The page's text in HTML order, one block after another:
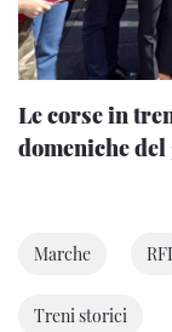
Le corse in
domeniche del
Marche RFI
Treni storici